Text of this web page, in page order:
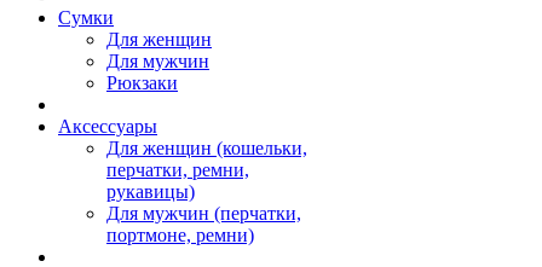
Сумки
Для женщин
Для мужчин
Рюкзаки
Аксессуары
Для женщин (кошельки,
перчатки, ремни,
рукавицы)
Для мужчин (перчатки,
портмоне, ремни)